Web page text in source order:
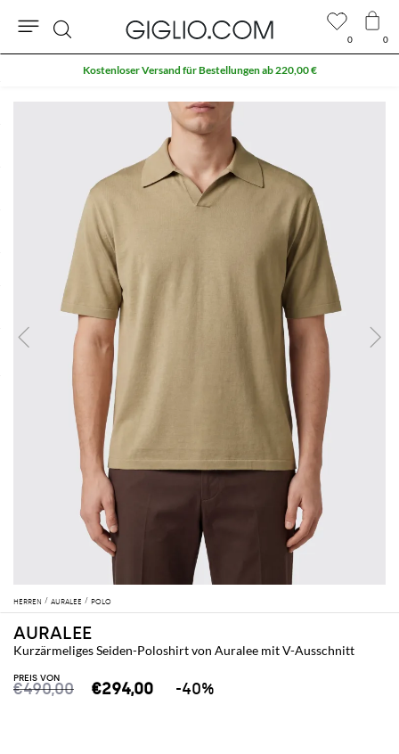
HERREN AURALEE POLO
AURALEE
Kurzärmeliges Seiden-Poloshirt von Auralee mit V-Ausschnitt
PREIS VON
€490,00 €294,00 -40%
0 0
Suche
Kostenloser Versand für Bestellungen ab 220,00 €